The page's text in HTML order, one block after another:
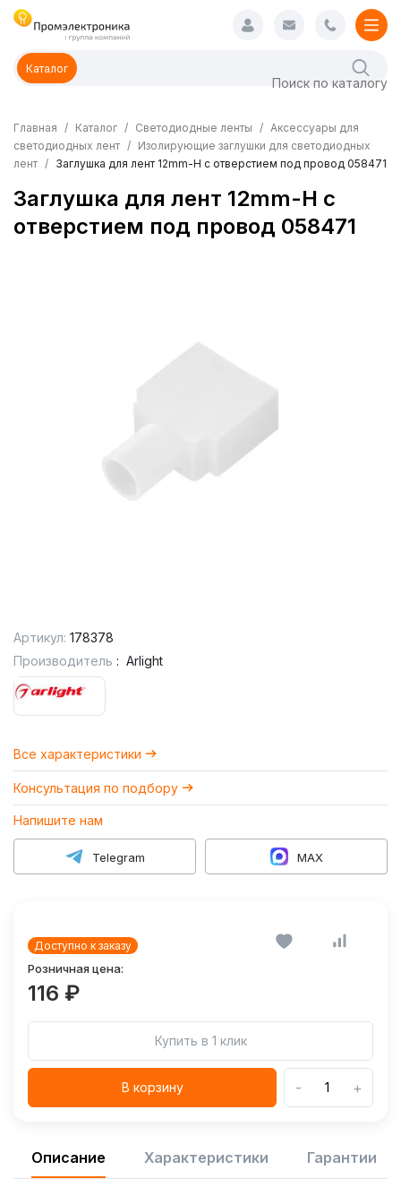
Каталог
Главная Каталог Светодиодные ленты
Аксессуары для
светодиодных лент
Изолирующие заглушки для светодиодных
лент
Заглушка для лент 12mm-H с отверстием под провод 058471
Заглушка для лент 12mm-H с
отверстием под провод 058471
Артикул: 178378
Производитель : Arlight
Все характеристики
Консультация по подбору
Напишите нам
Telegram MAX
Доступно к заказу
Розничная цена:
116 ₽
Купить в 1 клик
В корзину - +
Описание Характеристики Гарантии